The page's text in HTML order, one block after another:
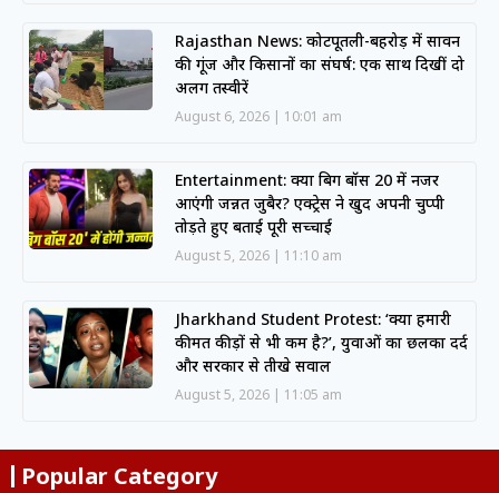
Rajasthan News: कोटपूतली-बहरोड़ में सावन
की गूंज और किसानों का संघर्ष: एक साथ दिखीं दो
अलग तस्वीरें
August 6, 2026 10:01 am
Entertainment: क्या बिग बॉस 20 में नजर
आएंगी जन्नत जुबैर? एक्ट्रेस ने खुद अपनी चुप्पी
तोड़ते हुए बताई पूरी सच्चाई
August 5, 2026 11:10 am
Jharkhand Student Protest: ‘क्या हमारी
कीमत कीड़ों से भी कम है?’, युवाओं का छलका दर्द
और सरकार से तीखे सवाल
August 5, 2026 11:05 am
Popular Category